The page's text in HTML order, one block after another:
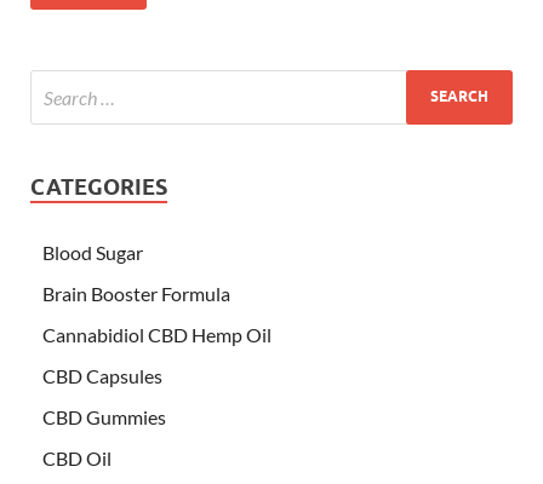
CATEGORIES
Blood Sugar
Brain Booster Formula
Cannabidiol CBD Hemp Oil
CBD Capsules
CBD Gummies
CBD Oil